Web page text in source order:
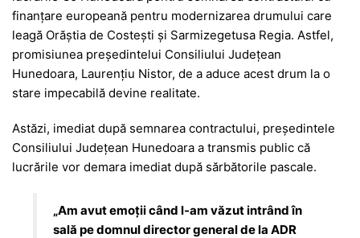
o
o
k
p
p
n
g
er
m g
e
z
ă
finanțare europeană pentru modernizarea drumului care
leagă Orăștia de Costești și Sarmizegetusa Regia. Astfel,
promisiunea președintelui Consiliului Județean
Hunedoara, Laurențiu Nistor, de a aduce acest drum la o
stare impecabilă devine realitate.
Astăzi, imediat după semnarea contractului, președintele
Consiliului Județean Hunedoara a transmis public că
lucrările vor demara imediat după sărbătorile pascale.
„Am avut emoții când l-am văzut intrând în
sală pe domnul director general de la ADR